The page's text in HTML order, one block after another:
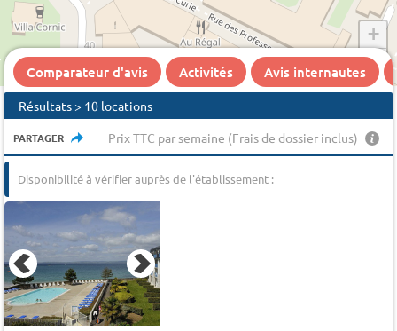
+
−
Comparateur d'avis Activités Avis internautes
Résultats > 10 locations
PARTAGER Prix TTC par semaine (Frais de dossier inclus)
Disponibilité à vérifier auprès de l'établissement :